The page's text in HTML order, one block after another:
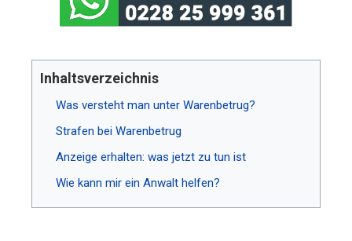
Inhaltsverzeichnis
Was versteht man unter Warenbetrug?
Strafen bei Warenbetrug
Anzeige erhalten: was jetzt zu tun ist
Wie kann mir ein Anwalt helfen?